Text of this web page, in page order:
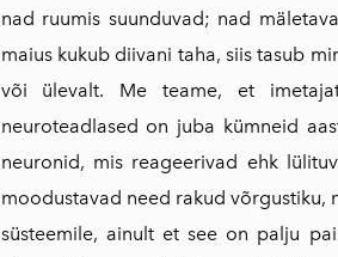
nad ruumis suunduvad; nad
maius kukub diivani taha, siis tasub
või ülevalt. Me teame, et
neuroteadlased on juba kümneid
neuronid, mis reageerivad ehk
moodus­tavad need rakud võrgustiku,
süsteemile, ainult et see on palju